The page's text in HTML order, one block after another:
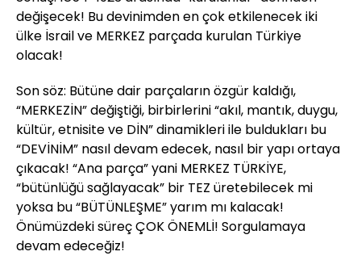
değişecek! Bu devinimden en çok etkilenecek iki
ülke İsrail ve MERKEZ parçada kurulan Türkiye
olacak!
Son söz: Bütüne dair parçaların özgür kaldığı,
“MERKEZİN” değiştiği, birbirlerini “akıl, mantık, duygu,
kültür, etnisite ve DİN” dinamikleri ile buldukları bu
“DEVİNİM” nasıl devam edecek, nasıl bir yapı ortaya
çıkacak! “Ana parça” yani MERKEZ TÜRKİYE,
“bütünlüğü sağlayacak” bir TEZ üretebilecek mi
yoksa bu “BÜTÜNLEŞME” yarım mı kalacak!
Önümüzdeki süreç ÇOK ÖNEMLİ! Sorgulamaya
devam edeceğiz!